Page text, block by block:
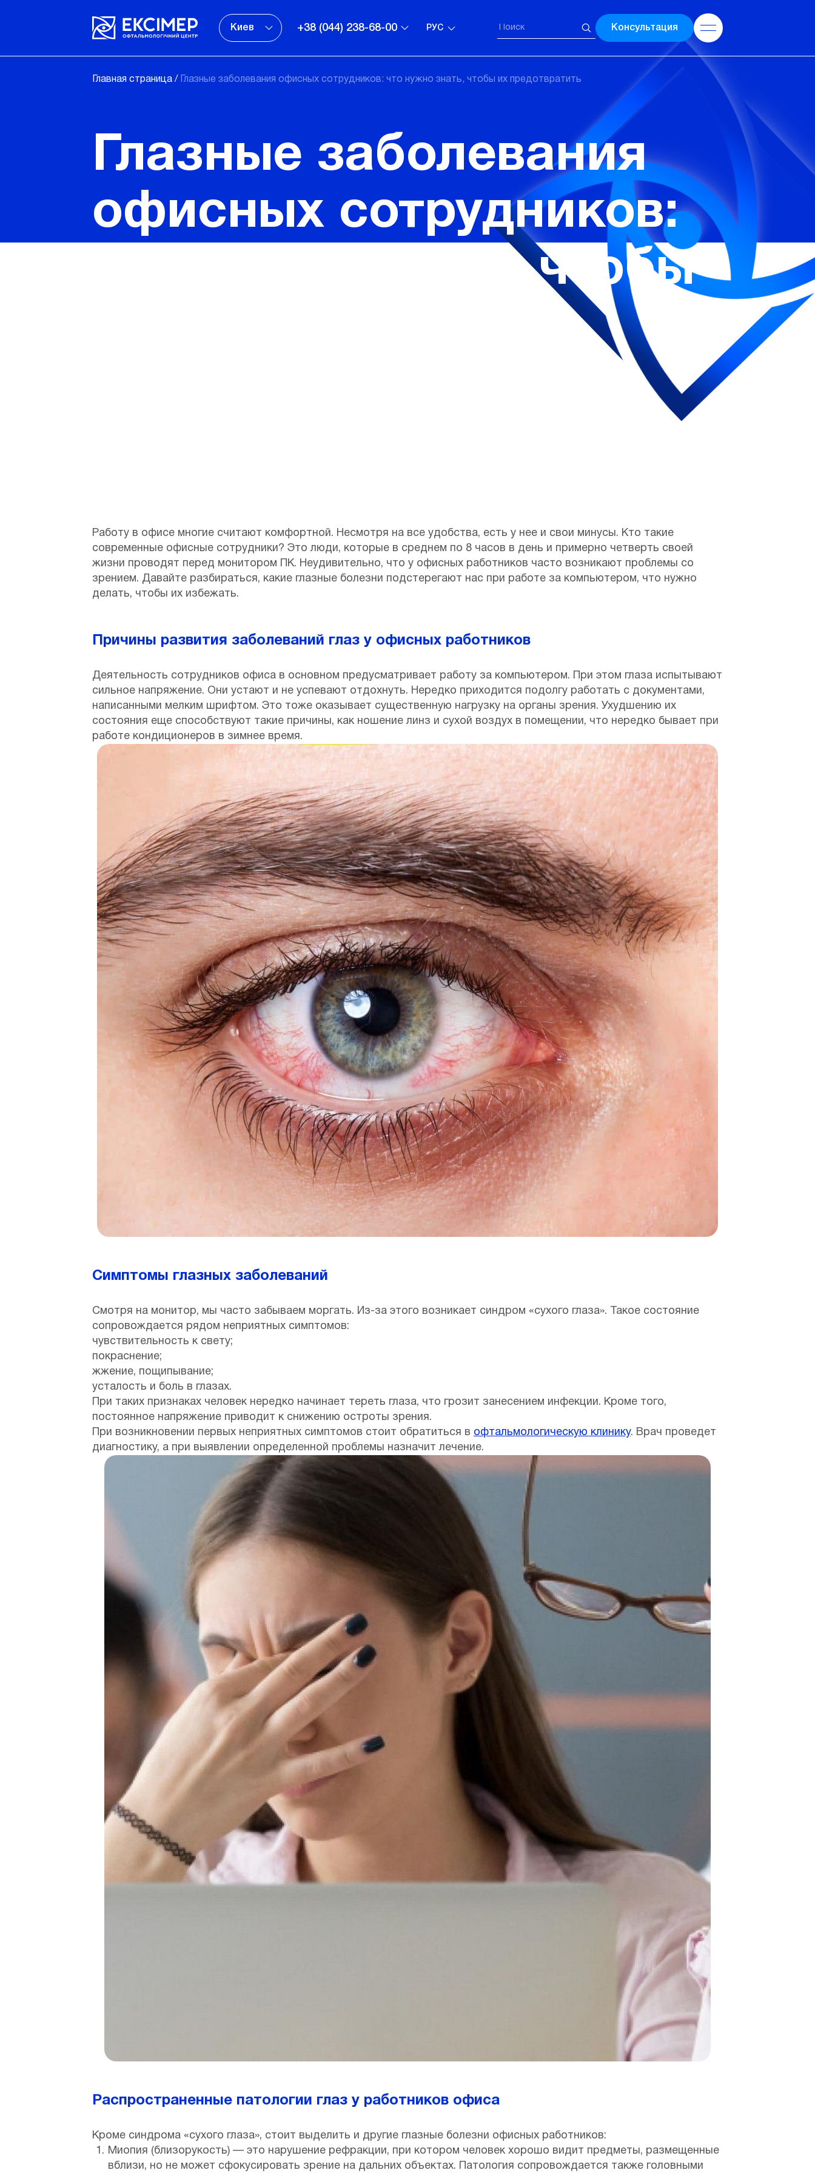
Киев +38 (044) 238-68-00 РУС Консультация
Главная страница / Глазные заболевания офисных сотрудников: что нужно знать, чтобы их предотвратить
Глазные заболевания
офисных сотрудников:
что нужно знать, чтобы
Работу в офисе многие считают комфортной. Несмотря на все удобства, есть у нее и свои минусы. Кто такие
современные офисные сотрудники? Это люди, которые в среднем по 8 часов в день и примерно четверть своей
жизни проводят перед монитором ПК. Неудивительно, что у офисных работников часто возникают проблемы со
зрением. Давайте разбираться, какие глазные болезни подстерегают нас при работе за компьютером, что нужно
делать, чтобы их избежать.
Причины развития заболеваний глаз у офисных работников
Деятельность сотрудников офиса в основном предусматривает работу за компьютером. При этом глаза испытывают
сильное напряжение. Они устают и не успевают отдохнуть. Нередко приходится подолгу работать с документами,
написанными мелким шрифтом. Это тоже оказывает существенную нагрузку на органы зрения. Ухудшению их
состояния еще способствуют такие причины, как ношение линз и сухой воздух в помещении, что нередко бывает при
работе кондиционеров в зимнее время.
Симптомы глазных заболеваний
Смотря на монитор, мы часто забываем моргать. Из-за этого возникает синдром «сухого глаза». Такое состояние
сопровождается рядом неприятных симптомов:
чувствительность к свету;
покраснение;
жжение, пощипывание;
усталость и боль в глазах.
При таких признаках человек нередко начинает тереть глаза, что грозит занесением инфекции. Кроме того,
постоянное напряжение приводит к снижению остроты зрения.
При возникновении первых неприятных симптомов стоит обратиться в офтальмологическую клинику. Врач проведет
диагностику, а при выявлении определенной проблемы назначит лечение.
Распространенные патологии глаз у работников офиса
Кроме синдрома «сухого глаза», стоит выделить и другие глазные болезни офисных работников:
Миопия (близорукость) — это нарушение рефракции, при котором человек хорошо видит предметы, размещенные
вблизи, но не может сфокусировать зрение на дальних объектах. Патология сопровождается также головными